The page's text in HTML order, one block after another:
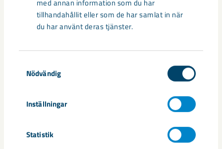
med annan information som du har
tillhandahållit eller som de har samlat in när
du har använt deras tjänster.
Nödvändig
Inställningar
Statistik
bedömning av dessa.
Tapetsering/målning som inte är fackmannamässigt
Ovanligt många, stora eller störande hål/skador på